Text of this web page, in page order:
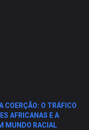
COERÇÃO: O TRÁFICO
AFRICANAS E A
MUNDO RACIAL